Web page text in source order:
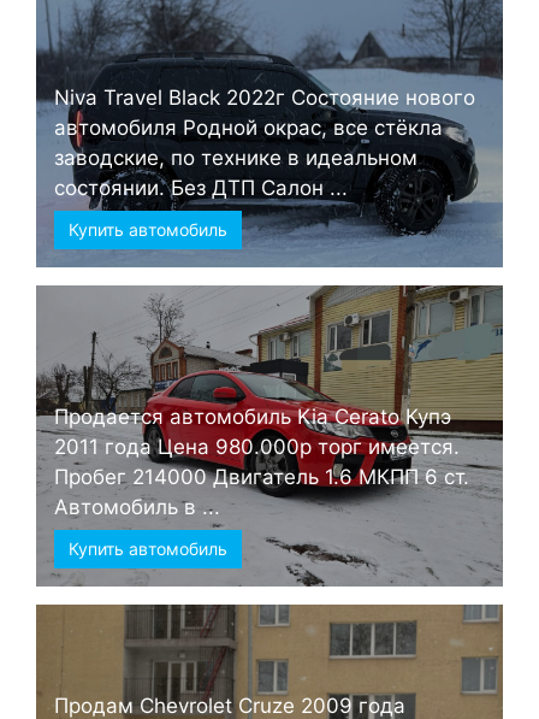
Niva Travel Black 2022г Состояние нового
автомобиля Родной окрас, все стёкла
заводские, по технике в идеальном
состоянии. Без ДТП Салон ...
Купить автомобиль
Продается автомобиль Kia Cerato Купэ
2011 года Цена 980.000р торг имеется.
Пробег 214000 Двигатель 1.6 МКПП 6 ст.
Автомобиль в ...
Купить автомобиль
Продам Chevrolet Cruze 2009 года